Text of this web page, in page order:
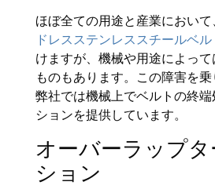
ほぼ全ての用途と産業において
ドレスステンレススチールベル
けますが、機械や用途によっ
ものもあります。この障害を乗
弊社では機械上でベルトの終
ションを提供しています。
オーバーラップタ
ション